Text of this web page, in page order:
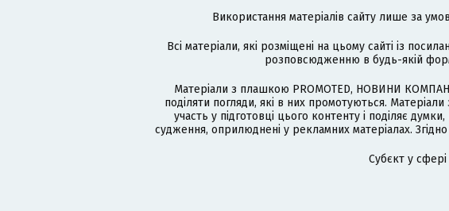
Використання матеріалів сайту лише за
Всі матеріали, які розміщені на цьому сайті із
розповсюдженню в будь-якій
Матеріали з плашкою PROMOTED, НОВИНИ
поділяти погляди, які в них промотуються.
участь у підготовці цього контенту і поділяє
судження, оприлюднені у рекламних матеріалах.
Cубєкт у